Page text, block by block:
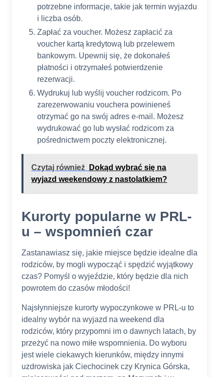
potrzebne informacje, takie jak termin wyjazdu
i liczba osób.
Zapłać za voucher. Możesz zapłacić za
voucher kartą kredytową lub przelewem
bankowym. Upewnij się, że dokonałeś
płatności i otrzymałeś potwierdzenie
rezerwacji.
Wydrukuj lub wyślij voucher rodzicom. Po
zarezerwowaniu vouchera powinieneś
otrzymać go na swój adres e-mail. Możesz
wydrukować go lub wysłać rodzicom za
pośrednictwem poczty elektronicznej.
Czytaj również
Dokąd wybrać się na
wyjazd weekendowy z nastolatkiem?
Kurorty popularne w PRL-
u – wspomnień czar
Zastanawiasz się, jakie miejsce będzie idealne dla
rodziców, by mogli wypocząć i spędzić wyjątkowy
czas? Pomyśl o wyjeździe, który będzie dla nich
powrotem do czasów młodości!
Najsłynniejsze kurorty wypoczynkowe w PRL-u to
idealny wybór na wyjazd na weekend dla
rodziców, który przypomni im o dawnych latach, by
przeżyć na nowo miłe wspomnienia. Do wyboru
jest wiele ciekawych kierunków, między innymi
uzdrowiska jak Ciechocinek czy Krynica Górska,